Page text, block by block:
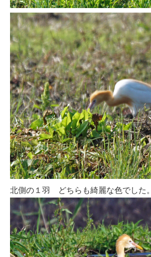
北側の１羽 どちらも綺麗な色でした。